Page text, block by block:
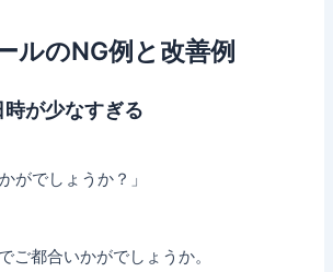
ルのNG例と改善例
が少なすぎる
がでしょうか？」
ご都合いかがでしょうか。